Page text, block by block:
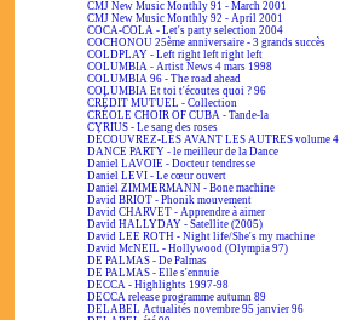
CMJ New Music Monthly 91 - March 2001
CMJ New Music Monthly 92 - April 2001
COCA-COLA - Let's party selection 2004
COCHONOU 25ème anniversaire - 3 grands succès
COLDPLAY - Left right left right left
COLUMBIA - Artist News 4 mars 1998
COLUMBIA 96 - The road ahead
COLUMBIA Et toi t'écoutes quoi ? 96
CRÉDIT MUTUEL - Collection
CRÉOLE CHOIR OF CUBA - Tande-la
CYRIUS - Le sang des roses
DÉCOUVREZ-LES AVANT LES AUTRES volume 4
DANCE PARTY - le meilleur de la Dance
Daniel LAVOIE - Docteur tendresse
Daniel LEVI - Le cœur ouvert
Daniel ZIMMERMANN - Bone machine
David BRIOT - Phonik mouvement
David CHARVET - Apprendre à aimer
David HALLYDAY - Satellite (2005)
David LEE ROTH - Night life/She's my machine
David McNEIL - Hollywood (Olympia 97)
DE PALMAS - De Palmas
DE PALMAS - Elle s'ennuie
DECCA - Highlights 1997-98
DECCA release programme autumn 89
DELABEL Actualités novembre 95 janvier 96